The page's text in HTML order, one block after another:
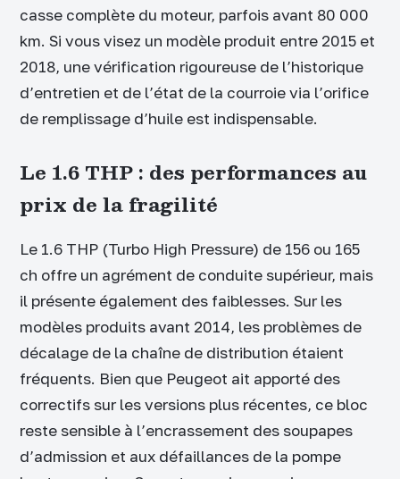
casse complète du moteur, parfois avant 80 000
km. Si vous visez un modèle produit entre 2015 et
2018, une vérification rigoureuse de l’historique
d’entretien et de l’état de la courroie via l’orifice
de remplissage d’huile est indispensable.
Le 1.6 THP : des performances au
prix de la fragilité
Le 1.6 THP (Turbo High Pressure) de 156 ou 165
ch offre un agrément de conduite supérieur, mais
il présente également des faiblesses. Sur les
modèles produits avant 2014, les problèmes de
décalage de la chaîne de distribution étaient
fréquents. Bien que Peugeot ait apporté des
correctifs sur les versions plus récentes, ce bloc
reste sensible à l’encrassement des soupapes
d’admission et aux défaillances de la pompe